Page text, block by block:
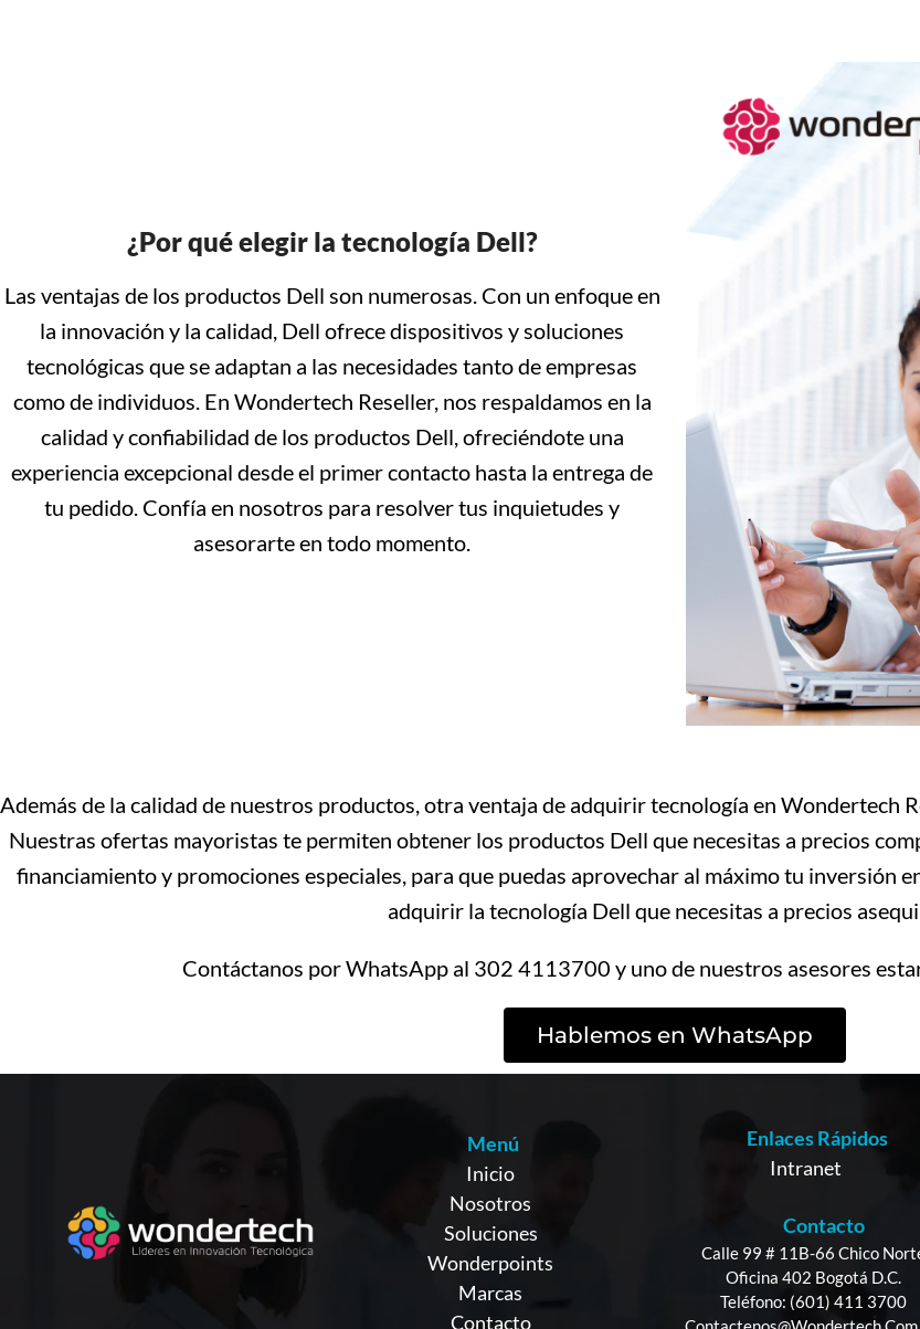
¿Por qué elegir la tecnología Dell?
Las ventajas de los productos Dell son numerosas. Con un enfoque en
la innovación y la calidad, Dell ofrece dispositivos y soluciones
tecnológicas que se adaptan a las necesidades tanto de empresas
como de individuos. En Wondertech Reseller, nos respaldamos en la
calidad y confiabilidad de los productos Dell, ofreciéndote una
experiencia excepcional desde el primer contacto hasta la entrega de
tu pedido. Confía en nosotros para resolver tus inquietudes y
asesorarte en todo momento.
Además de la calidad de nuestros productos, otra ventaja de adquirir tecnología en Wondertech
Nuestras ofertas mayoristas te permiten obtener los productos Dell que necesitas a precios
financiamiento y promociones especiales, para que puedas aprovechar al máximo tu inversión
adquirir la tecnología Dell que necesitas a precios
Contáctanos por WhatsApp al 302 4113700 y uno de nuestros asesores
Hablemos en WhatsApp
Menú
Inicio
Nosotros
Soluciones
Wonderpoints
Marcas
Contacto
Enlaces Rápidos
Intranet
Contacto
Calle 99 # 11B-66 Chico
Oficina 402 Bogotá D.C.
Teléfono: (601) 411 3700